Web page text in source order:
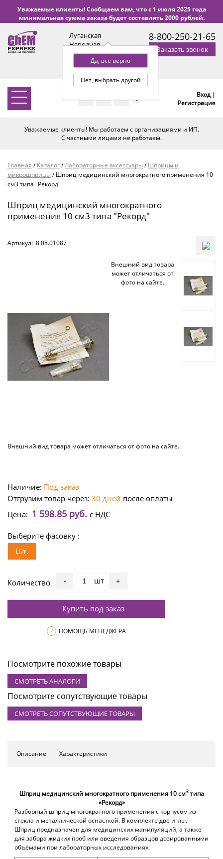
Уважаемые клиенты! Сообщаем вам, что с 1 июля 2025 года
минимальная сумма заказа будет составлять 2000 рублей.
Луганская
Народная
Республика
Да, всё верно
Нет, выбрать другой
с 9:00 до 18:00 по Уфе
(+2 МСК)
8-800-250-21-65
Заказать звонок
0
Вход |
Регистрация
Уважаемые клиенты! Мы работаем с организациями и ИП.
С частными лицами не работаем.
Главная /Каталог/Лабораторные аксессуары/Шприцы и
микрошприцы/Шприц медицинский многократного применения 10
см3 типа "Рекорд"
Шприц медицинский многократного
применения 10 см3 типа "Рекорд"
Артикул: 8.08.01087
Внешний вид товара
может отличаться от
фото на сайте.
Внешний вид товара может отличаться от фото на сайте.
Наличие: Под заказ
Отгрузим товар через: 30 дней после оплаты
Цена: 1 598.85 руб. с НДС
Выберите фасовку :
Шт.
Количество - шт +
Купить под заказ
? ПОМОЩЬ МЕНЕДЖЕРА
Посмотрите похожие товары
СМОТРЕТЬ АНАЛОГИ
Посмотрите сопутствующие товары
СМОТРЕТЬ СОПУТСТВУЮЩИЕ ТОВАРЫ
Описание Характеристики
Шприц медицинский многократного применения 10 см3типа
«Рекорд»
Разборный шприц многократного применения с корпусом из
стекла и металлической оснасткой. В комплекте две иглы.
Шприц предназначен для медицинских манипуляций, а также
для забора жидких проб или введения образцов дозированными
объёмами при лабораторных исследованиях.